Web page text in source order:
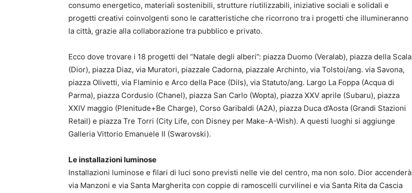
consumo energetico, materiali sostenibili, strutture riutilizzabili, iniziative sociali e solidali e
progetti creativi coinvolgenti sono le caratteristiche che ricorrono tra i progetti che illumineranno
la città, grazie alla collaborazione tra pubblico e privato.
Ecco dove trovare i 18 progetti del “Natale degli alberi”: piazza Duomo (Veralab), piazza della Scala
(Dior), piazza Diaz, via Muratori, piazzale Cadorna, piazzale Archinto, via Tolstoi/ang. via Savona,
piazza Olivetti, via Flaminio e Arco della Pace (Dils), via Statuto/ang. Largo La Foppa (Acqua di
Parma), piazza Cordusio (Chanel), piazza San Carlo (Wopta), piazza XXV aprile (Subaru), piazza
XXIV maggio (Plenitude+Be Charge), Corso Garibaldi (A2A), piazza Duca d’Aosta (Grandi Stazioni
Retail) e piazza Tre Torri (City Life, con Disney per Make-A-Wish). A questi luoghi si aggiunge
Galleria Vittorio Emanuele II (Swarovski).
Le installazioni luminose
Installazioni luminose e filari di luci sono previsti nelle vie del centro, ma non solo. Dior accenderà
via Manzoni e via Santa Margherita con coppie di ramoscelli curvilinei e via Santa Rita da Cascia